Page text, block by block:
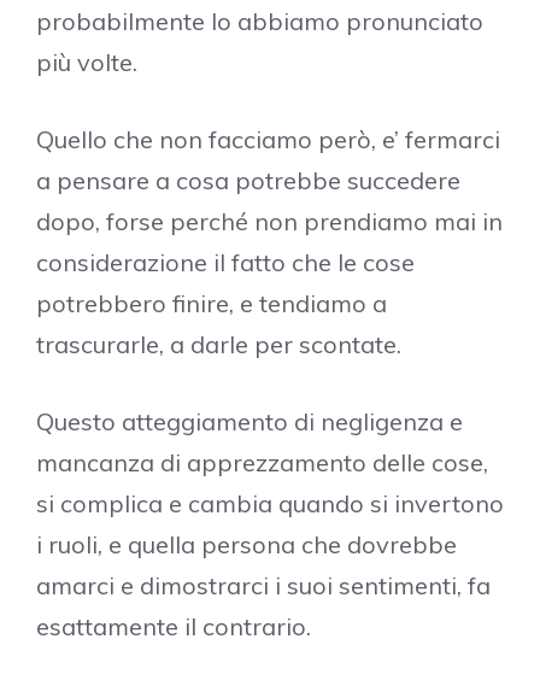
probabilmente lo abbiamo pronunciato
più volte.
Quello che non facciamo però, e’ fermarci
a pensare a cosa potrebbe succedere
dopo, forse perché non prendiamo mai in
considerazione il fatto che le cose
potrebbero finire, e tendiamo a
trascurarle, a darle per scontate.
Questo atteggiamento di negligenza e
mancanza di apprezzamento delle cose,
si complica e cambia quando si invertono
i ruoli, e quella persona che dovrebbe
amarci e dimostrarci i suoi sentimenti, fa
esattamente il contrario.